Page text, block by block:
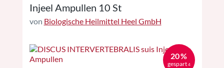
Injeel Ampullen 10 St
von Biologische Heilmittel Heel GmbH
20 %
gespart 4